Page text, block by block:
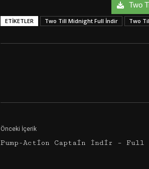
Two
ETIKETLER Two Till Midnight Full İndir Two
Önceki İçerik
Pump-Action Captain İndir – Full